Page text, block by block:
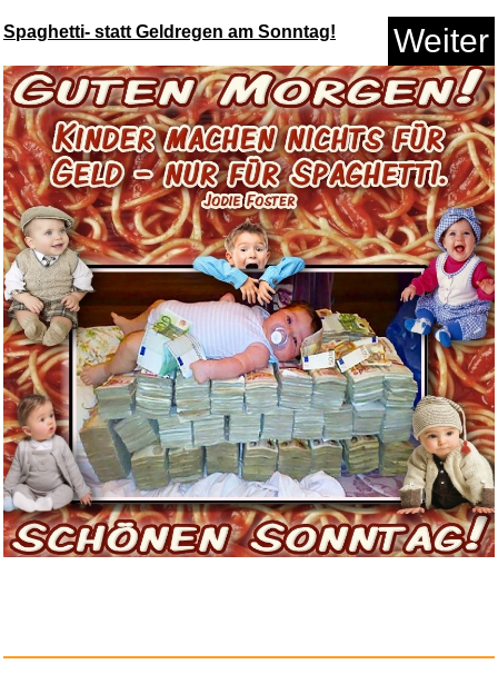
cardPresso XS Professionelle S...
Anzeige
Animal Crossing - New
Horizons...
Spaghetti- statt Geldregen am Sonntag! Weiter